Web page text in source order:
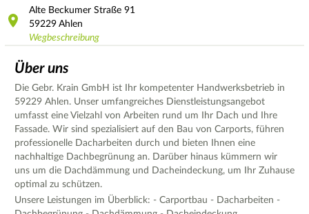
Alte Beckumer Straße 91
59229 Ahlen
Wegbeschreibung
Über uns
Die Gebr. Krain GmbH ist Ihr kompetenter Handwerksbetrieb in
59229 Ahlen. Unser umfangreiches Dienstleistungsangebot
umfasst eine Vielzahl von Arbeiten rund um Ihr Dach und Ihre
Fassade. Wir sind spezialisiert auf den Bau von Carports, führen
professionelle Dacharbeiten durch und bieten Ihnen eine
nachhaltige Dachbegrünung an. Darüber hinaus kümmern wir
uns um die Dachdämmung und Dacheindeckung, um Ihr Zuhause
optimal zu schützen.
Unsere Leistungen im Überblick: - Carportbau - Dacharbeiten -